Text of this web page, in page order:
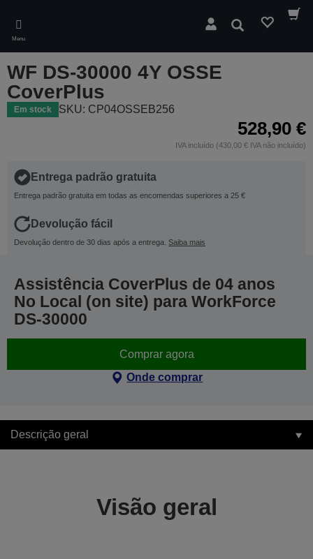
main
content
Menu
Pesquisar
WF DS-30000 4Y OSSE
CoverPlus
Em stock SKU: CP04OSSEB256
528,90 €
IVA incluído (430,00 € IVA não incluído)
Entrega padrão gratuita
Entrega padrão gratuita em todas as encomendas superiores a 25 €
Devolução fácil
Devolução dentro de 30 dias após a entrega. Saiba mais
Assistência CoverPlus de 04 anos
No Local (on site) para WorkForce
DS-30000
Comprar agora
Onde comprar
Descrição geral
Visão geral